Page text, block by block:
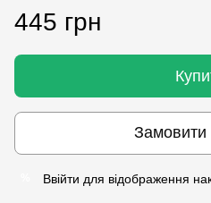
445 грн
Ввійти для відображення